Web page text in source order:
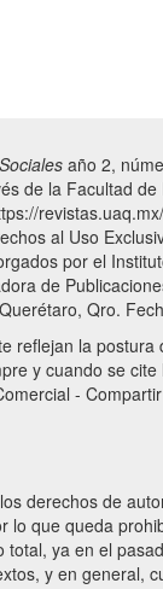
año 2,
de la Facultad
al Uso
por el
de
Qro.
reflejan la
y cuando se
-
derechos de
que queda
ya en el
y en general,